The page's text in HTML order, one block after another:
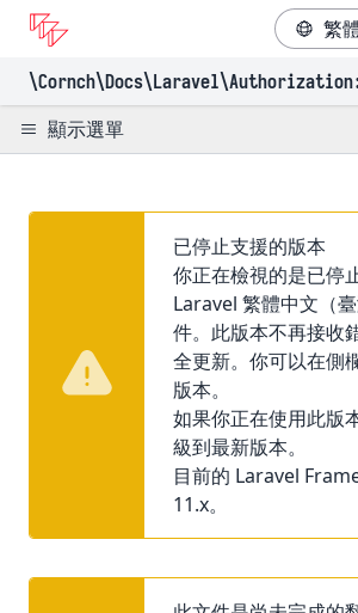
\Cornch\Docs\Laravel\Authorization
顯示選單
已停止支援的版本
你正在檢視的是已停
Laravel 繁體中文（
件。此版本不再接收
全更新。你可以在側
版本。
如果你正在使用此版
級到最新版本。
目前的 Laravel
11.x。